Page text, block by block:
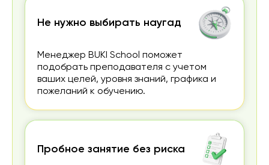
Не нужно выбирать наугад
Менеджер BUKI School поможет
подобрать преподавателя с учетом
ваших целей, уровня знаний, графика и
пожеланий к обучению.
Пробное занятие без риска